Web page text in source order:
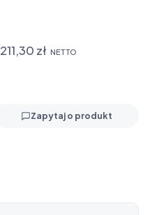
211,30 zł NETTO
Zapytaj o produkt